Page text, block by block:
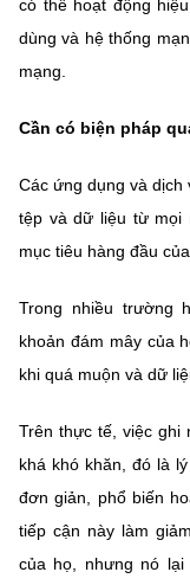
BỘ
Điều khoản sử dụng
Cơ quan chủ quản:
Chịu trách nhiệm nội
Giám đốc Trung tâm
Địa chỉ: Ban Biên tập
stc@mst.gov.vn
©2026 Bản quyền
website này)
có thể hoạt động
dùng và hệ thống
mạng.
Cần có biện pháp
Các ứng dụng và
tệp và dữ liệu từ mọi
mục tiêu hàng đầu
Trong nhiều trường
khoản đám mây của
khi quá muộn và dữ
Trên thực tế, việc ghi
khá khó khăn, đó là
đơn giản, phổ biến
tiếp cận này làm
của họ, nhưng nó